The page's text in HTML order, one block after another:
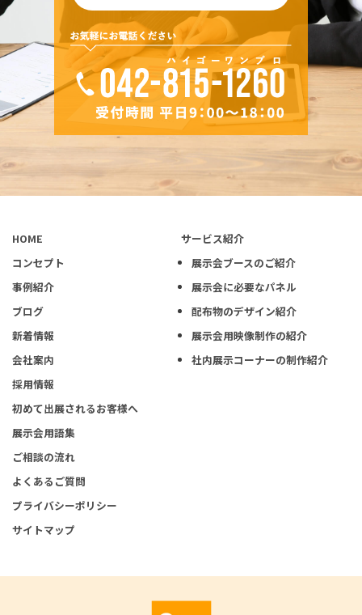
HOME
コンセプト
事例紹介
ブログ
新着情報
会社案内
採用情報
サービス紹介
展示会ブースのご紹介
展示会に必要なパネル
配布物のデザイン紹介
展示会用映像制作の紹介
社内展示コーナーの制作紹介
初めて出展されるお客様へ
展示会用語集
ご相談の流れ
よくあるご質問
プライバシーポリシー
サイトマップ